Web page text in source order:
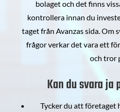
bolaget och det finns
kontrollera innan du
taget från Avanzas sida. Om
frågor verkar det vara ett
och tror
Kan du svara ja
Tycker du att företaget